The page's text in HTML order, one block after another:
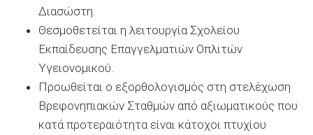
Διασώστη.
Θεσμοθετείται η λειτουργία Σχολείου
Εκπαίδευσης Επαγγελματιών Οπλιτών
Υγειονομικού.
Προωθείται ο εξορθολογισμός στη στελέχωση
Βρεφονηπιακών Σταθμών από αξιωματικούς που
κατά προτεραιότητα είναι κάτοχοι πτυχίου